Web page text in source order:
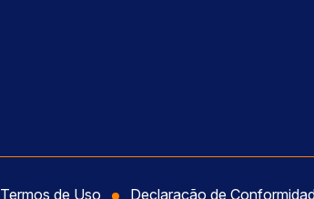
Termos de Uso Declaração de